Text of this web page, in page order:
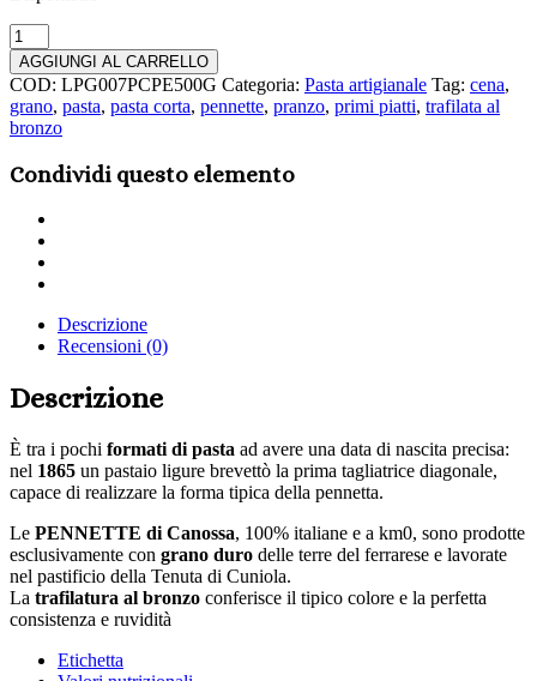
PENNETTE
Pasta
di
Canossa
quantità
AGGIUNGI AL CARRELLO
COD: LPG007PCPE500G Categoria: Pasta artigianale Tag: cena,
grano, pasta, pasta corta, pennette, pranzo, primi piatti, trafilata al
bronzo
Condividi questo elemento
Email
Descrizione
Recensioni (0)
Descrizione
È tra i pochi formati di pasta ad avere una data di nascita precisa:
nel 1865 un pastaio ligure brevettò la prima tagliatrice diagonale,
capace di realizzare la forma tipica della pennetta.
Le PENNETTE di Canossa, 100% italiane e a km0, sono prodotte
esclusivamente con grano duro delle terre del ferrarese e lavorate
nel pastificio della Tenuta di Cuniola.
La trafilatura al bronzo conferisce il tipico colore e la perfetta
consistenza e ruvidità
Etichetta